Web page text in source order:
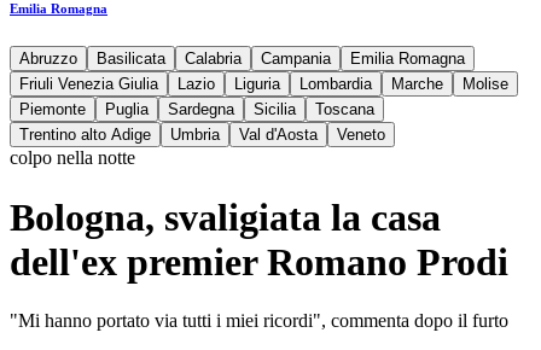
Emilia Romagna
Abruzzo Basilicata Calabria Campania
Emilia Romagna
Friuli Venezia Giulia
Lazio Liguria Lombardia Marche
Molise
Piemonte
Puglia Sardegna Sicilia
Toscana
Trentino alto Adige
Umbria Val d'Aosta Veneto
colpo nella notte
Bologna, svaligiata la casa
dell'ex premier Romano Prodi
"Mi hanno portato via tutti i miei ricordi", commenta dopo il furto